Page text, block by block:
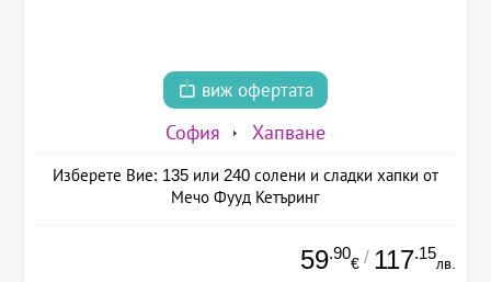
виж офертата
София Хапване
Изберете Вие: 135 или 240 солени и сладки хапки от
Мечо Фууд Кетъринг
59.90
€ / 117.15
лв.